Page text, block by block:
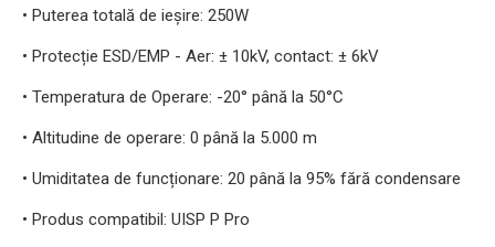
• Puterea totală de ieșire: 250W
• Protecție ESD/EMP - Aer: ± 10kV, contact: ± 6kV
• Temperatura de Operare: -20° până la 50°C
• Altitudine de operare: 0 până la 5.000 m
• Umiditatea de funcționare: 20 până la 95% fără condensare
• Produs compatibil: UISP P Pro